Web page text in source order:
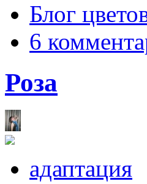
Блог
6
Роза
адаптация